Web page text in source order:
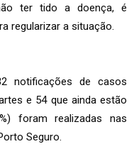
ter tido a doença, é
regularizar a situação.
notificações de casos
e 54 que ainda estão
foram realizadas nas
Seguro.